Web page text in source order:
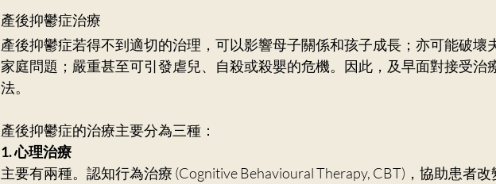
產後抑鬱症治療
產後抑鬱症若得不到適切的治理，可以影響母子關係和孩子成長；亦可能破壞
家庭問題；嚴重甚至可引發虐兒、自殺或殺嬰的危機。因此，及早面對接受治
法。
產後抑鬱症的治療主要分為三種：
1. 心理治療
主要有兩種。認知行為治療 (Cognitive Behavioural Therapy, CBT)，協助患者